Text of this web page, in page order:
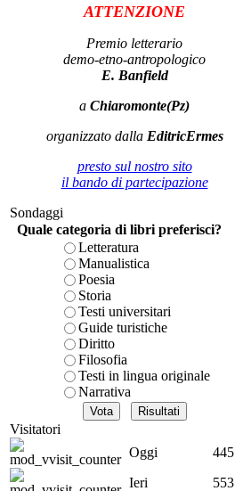
ATTENZIONE
Premio letterario
demo-etno-antropologico
E. Banfield
a Chiaromonte(Pz)
organizzato dalla EditricErmes
presto sul nostro sito
il bando di partecipazione
Sondaggi
Quale categoria di libri preferisci?
Letteratura
Manualistica
Poesia
Storia
Testi universitari
Guide turistiche
Diritto
Filosofia
Testi in lingua originale
Narrativa
Visitatori
Oggi
445
Ieri
553